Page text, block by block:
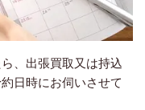
、出張買取又は持込
日時にお伺いさせて